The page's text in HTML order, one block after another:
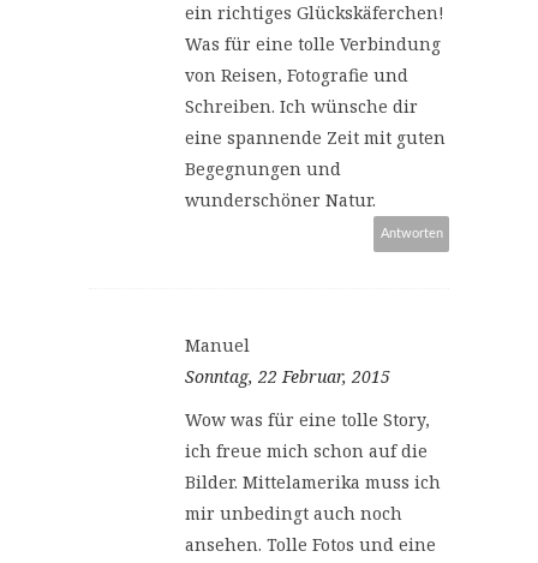
ein richtiges Glückskäferchen!
Was für eine tolle Verbindung
von Reisen, Fotografie und
Schreiben. Ich wünsche dir
eine spannende Zeit mit guten
Begegnungen und
wunderschöner Natur.
Antworten
Manuel
Sonntag, 22 Februar, 2015
Wow was für eine tolle Story,
ich freue mich schon auf die
Bilder. Mittelamerika muss ich
mir unbedingt auch noch
ansehen. Tolle Fotos und eine